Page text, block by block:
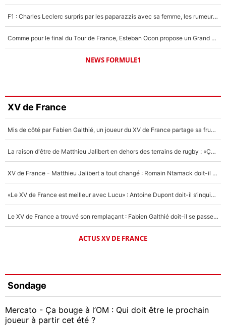
F1 : Charles Leclerc surpris par les paparazzis avec sa femme, les rumeurs étaient vraies !
Comme pour le final du Tour de France, Esteban Ocon propose un Grand Prix de Formule 1 à Paris : «Autour de l’Arc de Triomphe, ce serait génial» !
NEWS FORMULE1
XV de France
Mis de côté par Fabien Galthié, un joueur du XV de France partage sa frustration : «ils ne me l’ont pas dit tout de suite»
La raison d'être de Matthieu Jalibert en dehors des terrains de rugby : «Ça m'atteint autant que si tu touches à un membre de ma famille»
XV de France - Matthieu Jalibert a tout changé : Romain Ntamack doit-il s’inquiéter pour sa place à un an de la Coupe du monde ?
«Le XV de France est meilleur avec Lucu» : Antoine Dupont doit-il s’inquiéter pour sa place ?
Le XV de France a trouvé son remplaçant : Fabien Galthié doit-il se passer d'Antoine Dupont ?
ACTUS XV DE FRANCE
Sondage
Mercato - Ça bouge à l’OM : Qui doit être le prochain
joueur à partir cet été ?